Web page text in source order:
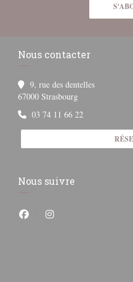
Nous contacter
9, rue des dentelles
67000 Strasbourg((ouvre une
03 74 11 66 22
Nous suivre
Facebook ((ouvre une
Instagram ((ouvre une